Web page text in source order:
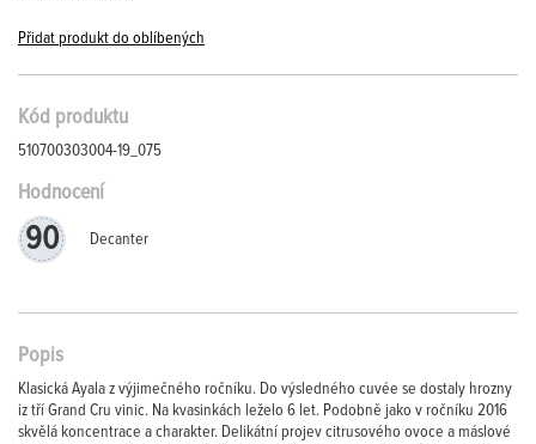
Přidat produkt do oblíbených
Kód produktu
510700303004-19_075
Hodnocení
90 Decanter
Popis
Klasická Ayala z výjimečného ročníku. Do výsledného cuvée se dostaly hrozny
iz tří Grand Cru vinic. Na kvasinkách leželo 6 let. Podobně jako v ročníku 2016
skvělá koncentrace a charakter. Delikátní projev citrusového ovoce a máslové